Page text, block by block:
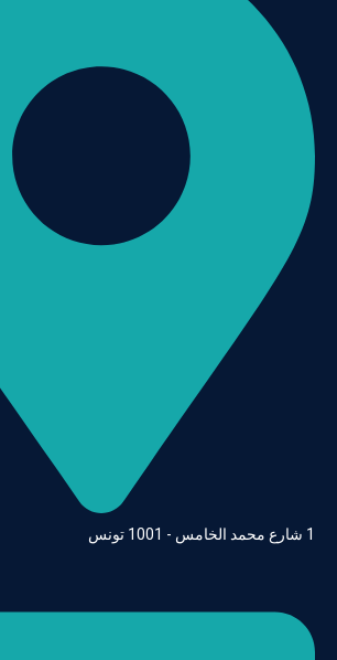
1 شارع محمد الخامس - 1001 تونس